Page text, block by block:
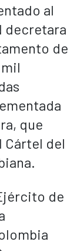
al
decretara
de
que
Cártel del
de